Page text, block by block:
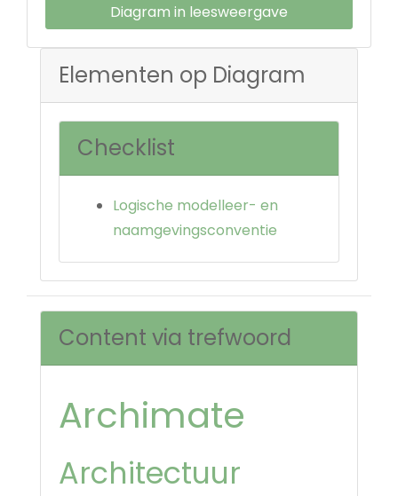
Diagram in leesweergave
Elementen op Diagram
Checklist
Logische modelleer- en
naamgevingsconventie
Content via trefwoord
Archimate
Architectuur